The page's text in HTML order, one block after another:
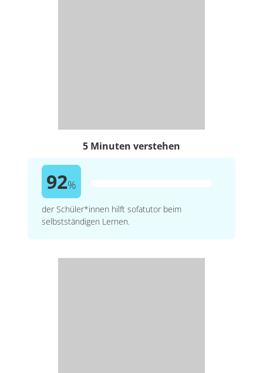
5 Minuten verstehen
92%
der Schüler*innen hilft sofatutor beim
selbstständigen Lernen.